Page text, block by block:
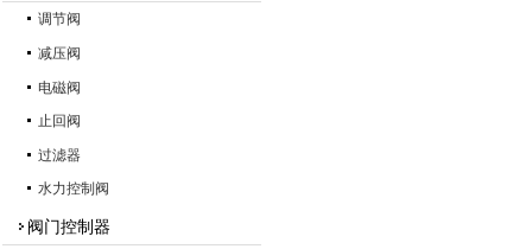
调节阀
减压阀
电磁阀
止回阀
过滤器
水力控制阀
阀门控制器